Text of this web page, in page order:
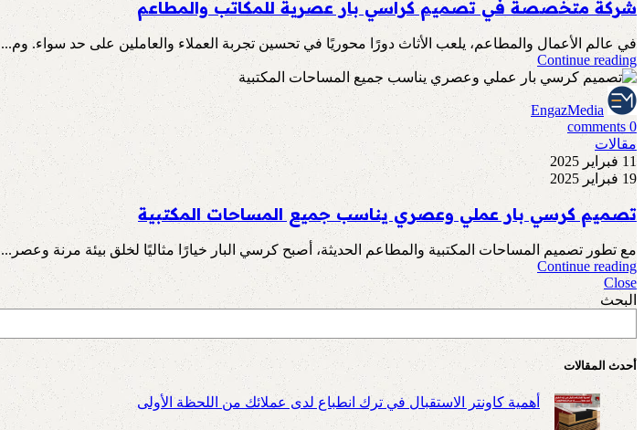
شركة متخصصة في تصميم كراسي بار عصرية للمكاتب والمطاعم
في عالم الأعمال والمطاعم، يلعب الأثاث دورًا محوريًا في تحسين تجربة العملاء والعاملين على حد سواء. وم...
Continue reading
EngazMedia
0
comments
مقالات
11 فبراير 2025
19 فبراير 2025
تصميم كرسي بار عملي وعصري يناسب جميع المساحات المكتبية
مع تطور تصميم المساحات المكتبية والمطاعم الحديثة، أصبح كرسي البار خيارًا مثاليًا لخلق بيئة مرنة وعصر...
Continue reading
Close
البحث
أحدث المقالات
أهمية كاونتر الاستقبال في ترك انطباع لدى عملائك من اللحظة الأولى